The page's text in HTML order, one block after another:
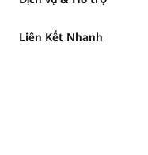
Liên Kết Nhanh